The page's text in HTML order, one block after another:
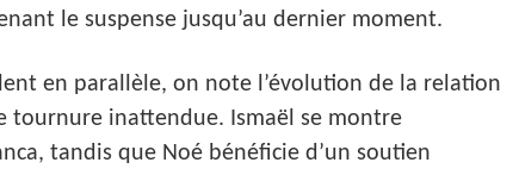
le suspense jusqu’au dernier moment.
en parallèle, on note l’évolution de la relation
tournure inattendue. Ismaël se montre
tandis que Noé bénéficie d’un soutien